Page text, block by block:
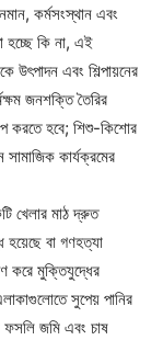
কর্মসংস্থান এবং
হচ্ছে কি না, এই
উৎপাদন এবং শিল্পায়নের
জনশক্তি তৈরির
করতে হবে; শিশু-কিশোর
কার্যক্রমের
খেলার মাঠ দ্রুত
বা গণহত্যা
করে মুক্তিযুদ্ধের
সুপেয় পানির
ফসলি জমি এবং চাষ